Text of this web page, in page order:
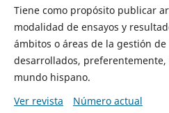
Tiene como propósito publicar
modalidad de ensayos y
ámbitos o áreas de la gestión
desarrollados, preferentemente,
mundo hispano.
Ver revista
Número actual